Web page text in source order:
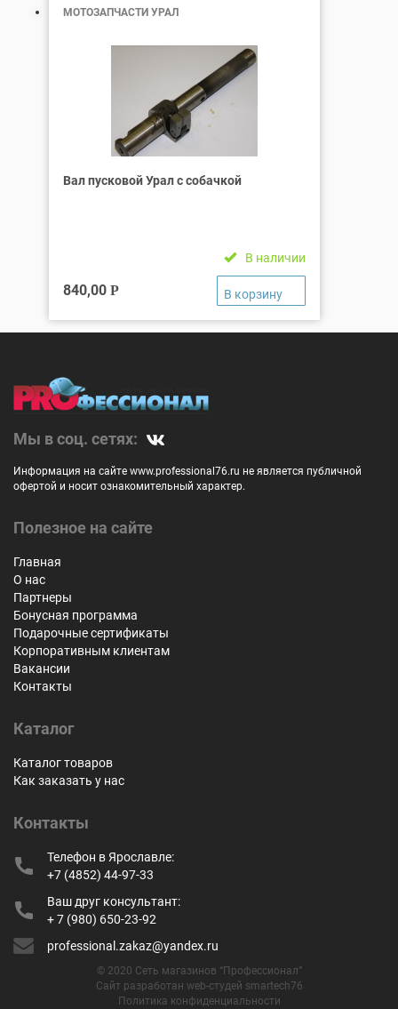
МОТОЗАПЧАСТИ УРАЛ
Вал пусковой Урал с собачкой
В наличии
840,00 Р
Мы в соц. сетях:
Информация на сайте www.professional76.ru не является публичной
офертой и носит ознакомительный характер.
Полезное на сайте
Главная
О нас
Партнеры
Бонусная программа
Подарочные сертификаты
Корпоративным клиентам
Вакансии
Контакты
Каталог
Каталог товаров
Как заказать у нас
Контакты
Телефон в Ярославле:
+7 (4852) 44-97-33
Ваш друг консультант:
+ 7 (980) 650-23-92
professional.zakaz@yandex.ru
© 2020 Сеть магазинов “Профессионал”
Сайт разработан web-студей smartech76
Политика конфиденциальности